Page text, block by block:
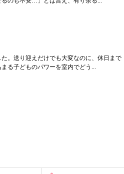
。送り迎えだけでも大変なのに、休日まで
る子どものパワーを室内でどう...